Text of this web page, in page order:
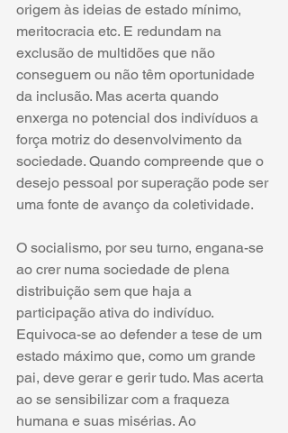
origem às ideias de estado mínimo,
meritocracia etc. E redundam na
exclusão de multidões que não
conseguem ou não têm oportunidade
da inclusão. Mas acerta quando
enxerga no potencial dos indivíduos a
força motriz do desenvolvimento da
sociedade. Quando compreende que o
desejo pessoal por superação pode ser
uma fonte de avanço da coletividade.
O socialismo, por seu turno, engana-se
ao crer numa sociedade de plena
distribuição sem que haja a
participação ativa do indivíduo.
Equivoca-se ao defender a tese de um
estado máximo que, como um grande
pai, deve gerar e gerir tudo. Mas acerta
ao se sensibilizar com a fraqueza
humana e suas misérias. Ao